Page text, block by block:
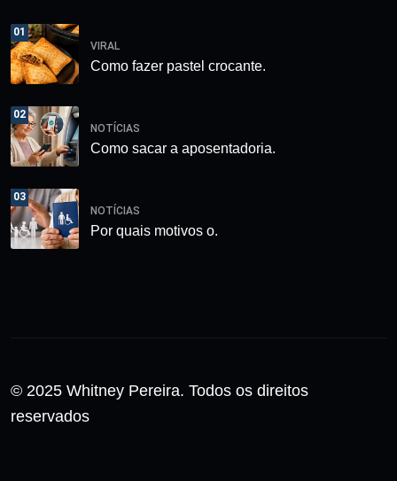
01
VIRAL
Como fazer pastel crocante.
02
NOTÍCIAS
Como sacar a aposentadoria.
03
NOTÍCIAS
Por quais motivos o.
© 2025 Whitney Pereira. Todos os direitos
reservados